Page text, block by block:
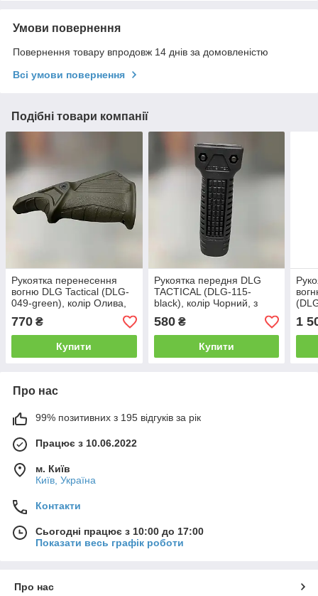
Умови повернення
Повернення товару впродовж 14 днів за домовленістю
Всі умови повернення
Подібні товари компанії
Рукоятка перенесення
вогню DLG Tactical (DLG-
049-green), колір Олива,
горизонтальна, на планку
Picatinny, упор на цівку
770 ₴
Купити
Рукоятка передня DLG
TACTICAL (DLG-115-
black), колір Чорний, з
відсіком, з планкою
Пікатінні, рукоятка
перенесення вогню
580₴
Купити
мм
1
Про нас
99% позитивних з 195 відгуків за рік
Працює з 10.06.2022
м. Київ
Київ, Україна
Контакти
Сьогодні працює з 10:00 до 17:00
Показати весь графік роботи
Про нас